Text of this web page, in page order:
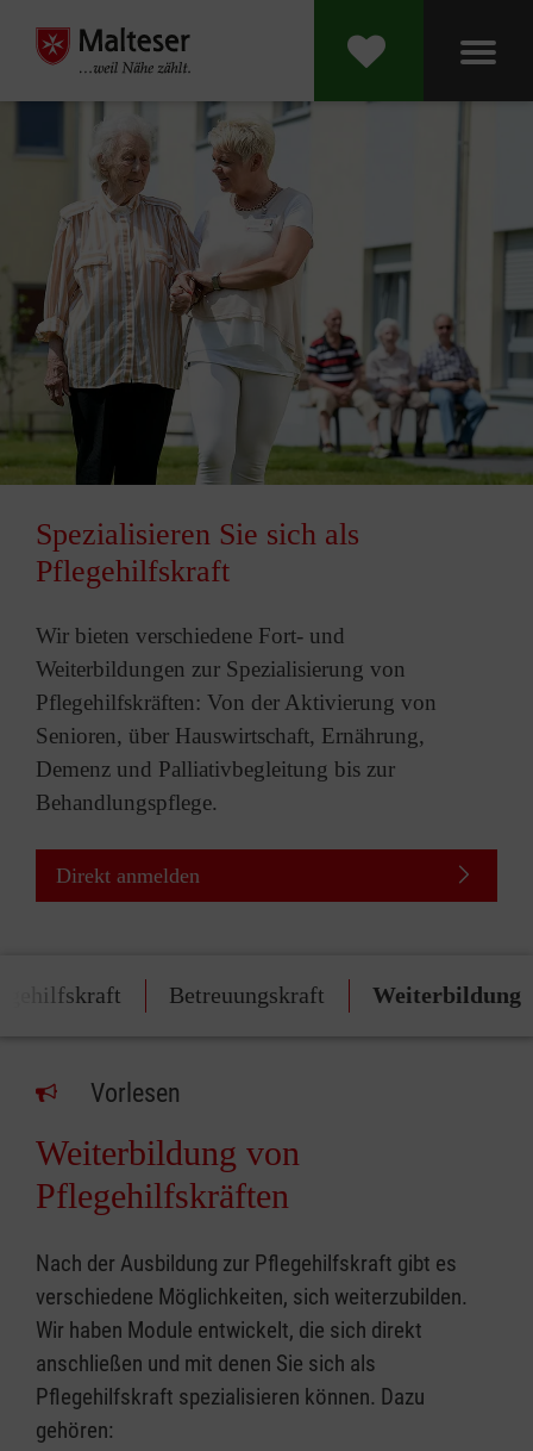
Spezialisieren Sie sich als
Pflegehilfskraft
Wir bieten verschiedene Fort- und
Weiterbildungen zur Spezialisierung von
Pflegehilfskräften: Von der Aktivierung von
Senioren, über Hauswirtschaft, Ernährung,
Demenz und Palliativbegleitung bis zur
Behandlungspflege.
Direkt anmelden
Betreuungskraft Weiterbildung
Vorlesen
Weiterbildung von
Pflegehilfskräften
Nach der Ausbildung zur Pflegehilfskraft gibt es
verschiedene Möglichkeiten, sich weiterzubilden.
Wir haben Module entwickelt, die sich direkt
anschließen und mit denen Sie sich als
Pflegehilfskraft spezialisieren können. Dazu
gehören: